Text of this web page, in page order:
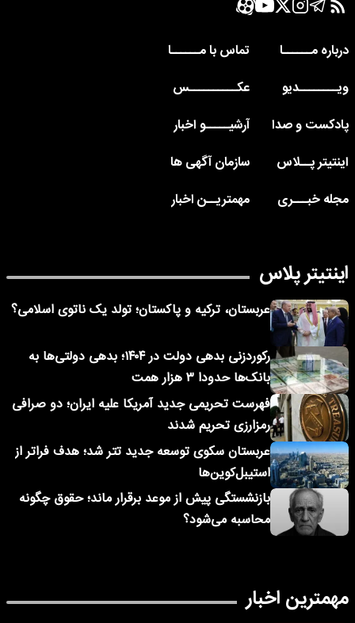
درباره مــــــا
تماس با مــــــا
ویــــــــدیو
عکــــــــــس
پادکست و صدا
آرشیـــــو اخبار
اینتیتر پــلاس
سازمان آگهی ها
مجله خبـــری
مهمتریــن اخبار
اینتیتر پلاس
عربستان، ترکیه و پاکستان؛ تولد یک ناتوی اسلامی؟
رکوردزنی بدهی دولت در ۱۴۰۴؛ بدهی دولتی‌ها به
بانک‌ها حدودا ۳ هزار همت
فهرست تحریمی جدید آمریکا علیه ایران؛ دو صرافی
رمزارزی تحریم شدند
عربستان سکوی توسعه جدید تتر شد؛ هدف فراتر از
استیبل‌کوین‌ها
بازنشستگی پیش از موعد برقرار ماند؛ حقوق چگونه
محاسبه می‌شود؟
مهمترین اخبار